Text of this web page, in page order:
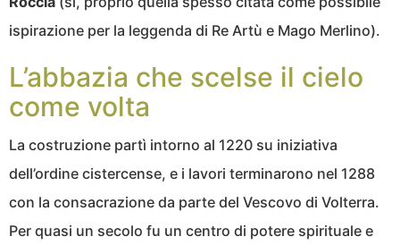
ispirazione per la leggenda di Re Artù e Mago Merlino).
L’abbazia che scelse il cielo
come volta
La costruzione partì intorno al 1220 su iniziativa
dell’ordine cistercense, e i lavori terminarono nel 1288
con la consacrazione da parte del Vescovo di Volterra.
Per quasi un secolo fu un centro di potere spirituale e